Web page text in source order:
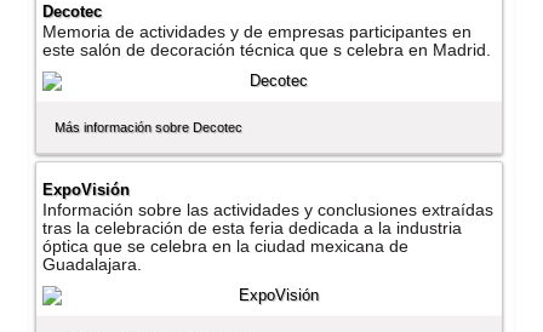
Decotec
Memoria de actividades y de empresas participantes en
este salón de decoración técnica que s celebra en Madrid.
Más información sobre Decotec
ExpoVisión
Información sobre las actividades y conclusiones extraí­das
tras la celebración de esta feria dedicada a la industria
óptica que se celebra en la ciudad mexicana de
Guadalajara.